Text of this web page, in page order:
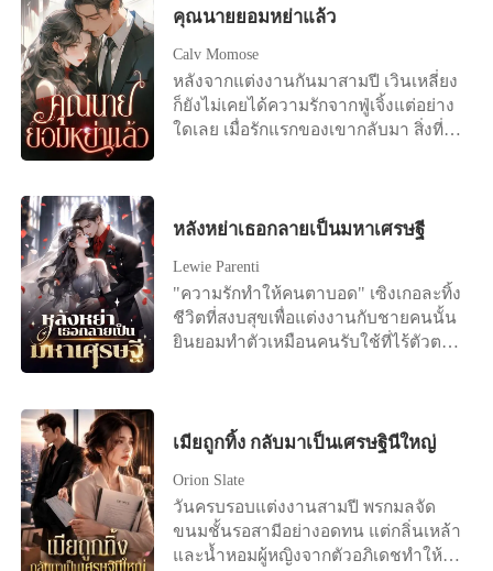
คุณนายยอมหย่าแล้ว
Calv Momose
หลังจากแต่งงานกันมาสามปี เวินเหลี่ยง
ก็ยังไม่เคยได้ความรักจากฟู่เจิ้งแต่อย่าง
ใดเลย เมื่อรักแรกของเขากลับมา สิ่งที่รอ
เย็นชาว่า "ใช่" เวินเหลี่ยงหลับตาและ
เตียงคนไข้ด้วยความสิ้นหวังและลงนาม
ในข้อตกลงการหย่า "ฟู่เจิ้ง เราไม่ได้เป็น
หนี้กันอีกต่อไปแล้ว..." ชายที่มีความเด็ด
ขาดและเย็นชามาโดยตลอดนอนอยู่ข้าง
หลังหย่าเธอกลายเป็นมหาเศรษฐี
Lewie Parenti
"ความรักทำให้คนตาบอด" เซิงเกอละทิ้ง
ชีวิตที่สงบสุขเพื่อแต่งงานกับชายคนนั้น
ยินยอมทำตัวเหมือนคนรับใช้ที่ไร้ตัวตน
แรกของเขา เซิงเกอรู้สึกผิดหวังอย่าง
แล้ว ฉันไม่ปกปิดอีกแล้ว จะบอกความ
จริงให้" ทันใดนั้น โลกออนไลน์ก็ระเบิด
ขึ้นทันที มีข่าวลือว่าสาวรวยพันล้านคน
หนึ่งหย่าร้างแล้ว ดังนั้น ซีอีโอนับไม่ถ้วน
เมียถูกทิ้ง กลับมาเป็นเศรษฐินีใหญ่
Orion Slate
วันครบรอบแต่งงานสามปี พรกมลจัด
ขนมชั้นรอสามีอย่างอดทน แต่กลิ่นเหล้า
และน้ำหอมผู้หญิงจากตัวอภิเดชทำให้